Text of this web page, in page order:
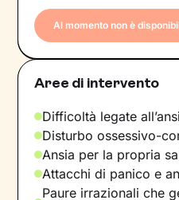
Al momento non è
Aree di intervento
Difficoltà legate
Disturbo ossessivo-
Ansia per la propria
Attacchi di panico e
Paure irrazionali che